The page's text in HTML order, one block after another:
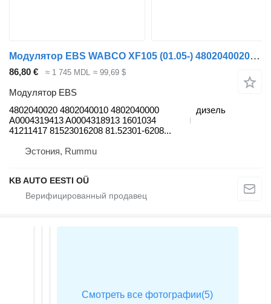
Модулятор EBS WABCO XF105 (01.05-) 4802040020 для грузовика DAF XF95, XF105 (2001-2014)
86,80 € ≈ 1 745 MDL ≈ 99,69 $
Модулятор EBS
4802040020 4802040010 4802040000
A0004319413 A0004318913 1601034
41211417 81523016208 81.52301-6208...
дизель
Эстония, Rummu
KB AUTO EESTI OÜ